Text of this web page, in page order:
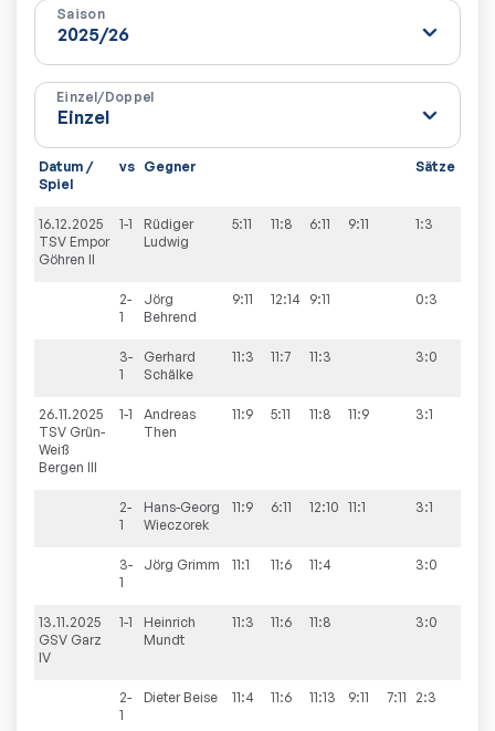
Saison
Einzel/Doppel
Datum /
Spiel
vs Gegner Sätze
16.12.2025
TSV Empor
Göhren II
1-1
Rüdiger
Ludwig
5:11 11:8 6:11 9:11 1:3
2-
1
Jörg
Behrend
9:11 12:14 9:11 0:3
3-
1
Gerhard
Schälke
11:3 11:7 11:3 3:0
26.11.2025
TSV Grün-
Weiß
Bergen III
1-1
Andreas
Then
11:9 5:11 11:8 11:9 3:1
2-
1
Hans-Georg
Wieczorek
11:9 6:11 12:10 11:1 3:1
3-
1
Jörg Grimm 11:1 11:6 11:4 3:0
13.11.2025
GSV Garz
IV
1-1
Heinrich
Mundt
11:3 11:6 11:8 3:0
2-
1
Dieter Beise 11:4 11:6 11:13 9:11 7:11 2:3